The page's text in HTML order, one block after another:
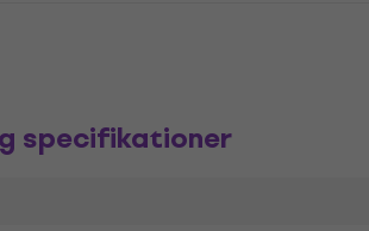
specifikationer